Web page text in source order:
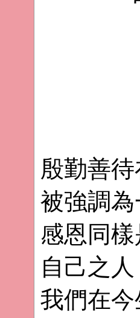
殷勤善
被強調
感恩同
自己之
我們在